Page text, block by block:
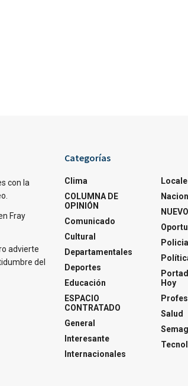
con la
Fray
advierte
del
Categorías
Clima
COLUMNA DE
OPINIÓN
Comunicado
Cultural
Departamentales
Deportes
Educación
ESPACIO
CONTRATADO
General
Interesante
Internacionales
Hoy
Salud